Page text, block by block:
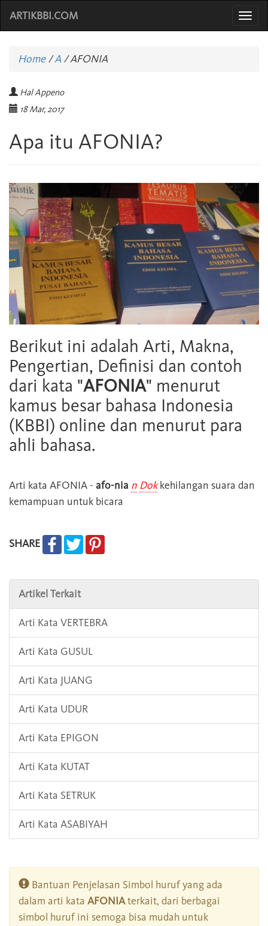
ARTIKBBI.COM
Home/A /AFONIA
Hal Appeno
18 Mar, 2017
Apa itu AFONIA?
Berikut ini adalah Arti, Makna,
Pengertian, Definisi dan contoh
dari kata "AFONIA" menurut
kamus besar bahasa Indonesia
(KBBI) online dan menurut para
ahli bahasa.
Arti kata AFONIA - afo-nia n Dokkehilangan suara dan
kemampuan untuk bicara
SHARE
Artikel Terkait
Arti Kata VERTEBRA
Arti Kata GUSUL
Arti Kata JUANG
Arti Kata UDUR
Arti Kata EPIGON
Arti Kata KUTAT
Arti Kata SETRUK
Arti Kata ASABIYAH
Bantuan Penjelasan Simbol huruf yang ada
dalam arti kata AFONIAterkait, dari berbagai
simbol huruf ini semoga bisa mudah untuk